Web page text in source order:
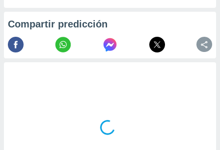
Compartir predicción